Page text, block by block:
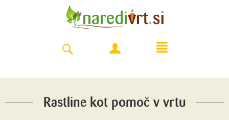
Rastline kot pomoč v vrtu